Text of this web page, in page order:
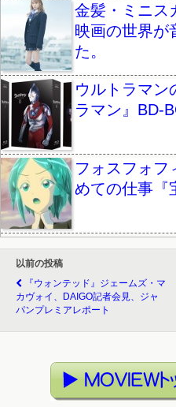
金髪・ミニス
映画の世界が
た。
ウルトラマン
ラマン』BD-
フォスフォフ
めての仕事『
以前の投稿
『ウォンテッド』ジェームズ・マ
カヴォイ、DAIGO記者会見、ジャ
パンプレミアレポート